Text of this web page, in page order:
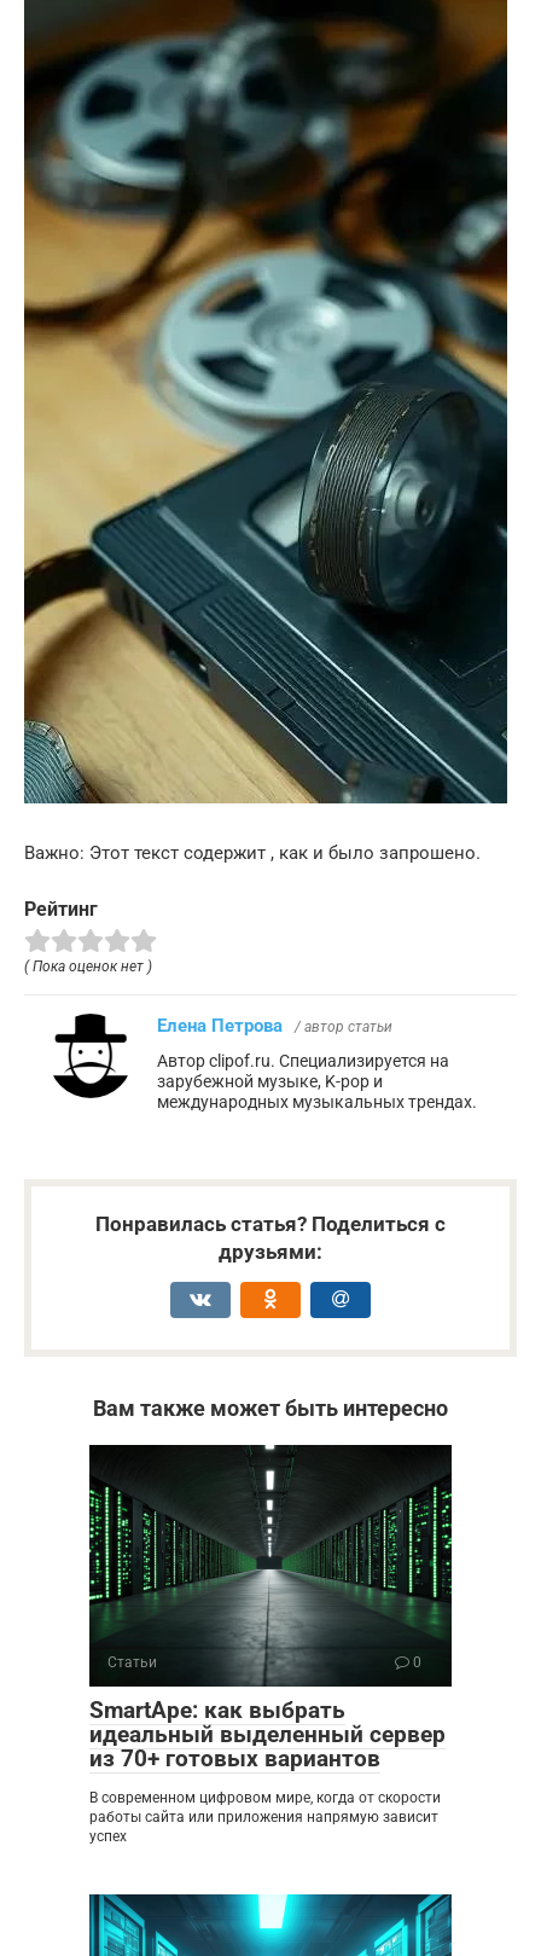
Важно: Этот текст содержит , как и было запрошено.
Рейтинг
( Пока оценок нет )
Елена Петрова / автор статьи
Автор clipof.ru. Специализируется на
зарубежной музыке, K-pop и
международных музыкальных трендах.
Понравилась статья? Поделиться с
друзьями:
Вам также может быть интересно
Статьи 0
SmartApe: как выбрать
идеальный выделенный сервер
из 70+ готовых вариантов
В современном цифровом мире, когда от скорости
работы сайта или приложения напрямую зависит
успех